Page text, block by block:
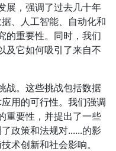
展，强调了过去几十年
、人工智能、自动化和
的重要性。同时，我们
及它如何吸引了来自不
战。这些挑战包括数据
用的可行性。我们强调
重要性，并提出了一些
政策和法规对......的影
术创新和社会影响。